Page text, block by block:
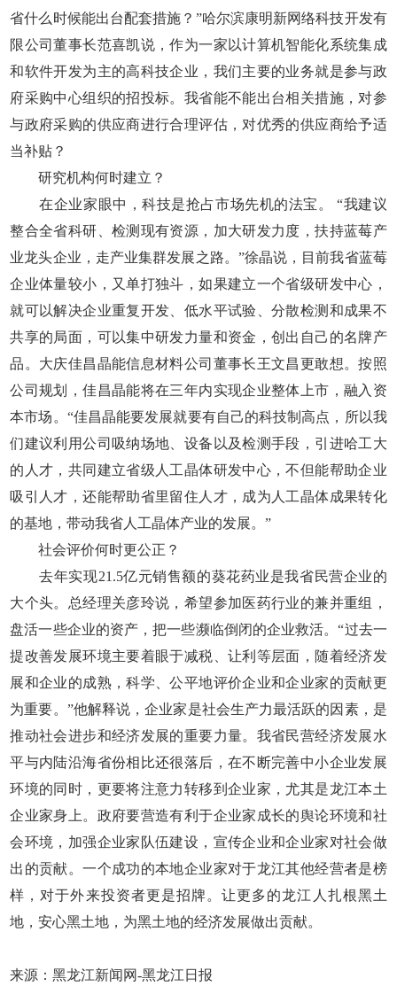
省什么时候能出台配套措施？”哈尔滨康明新网络科技开发有
限公司董事长范喜凯说，作为一家以计算机智能化系统集成
和软件开发为主的高科技企业，我们主要的业务就是参与政
府采购中心组织的招投标。我省能不能出台相关措施，对参
与政府采购的供应商进行合理评估，对优秀的供应商给予适
当补贴？
研究机构何时建立？
在企业家眼中，科技是抢占市场先机的法宝。 “我建议
整合全省科研、检测现有资源，加大研发力度，扶持蓝莓产
业龙头企业，走产业集群发展之路。”徐晶说，目前我省蓝莓
企业体量较小，又单打独斗，如果建立一个省级研发中心，
就可以解决企业重复开发、低水平试验、分散检测和成果不
共享的局面，可以集中研发力量和资金，创出自己的名牌产
品。大庆佳昌晶能信息材料公司董事长王文昌更敢想。按照
公司规划，佳昌晶能将在三年内实现企业整体上市，融入资
本市场。“佳昌晶能要发展就要有自己的科技制高点，所以我
们建议利用公司吸纳场地、设备以及检测手段，引进哈工大
的人才，共同建立省级人工晶体研发中心，不但能帮助企业
吸引人才，还能帮助省里留住人才，成为人工晶体成果转化
的基地，带动我省人工晶体产业的发展。”
社会评价何时更公正？
去年实现21.5亿元销售额的葵花药业是我省民营企业的
大个头。总经理关彦玲说，希望参加医药行业的兼并重组，
盘活一些企业的资产，把一些濒临倒闭的企业救活。“过去一
提改善发展环境主要着眼于减税、让利等层面，随着经济发
展和企业的成熟，科学、公平地评价企业和企业家的贡献更
为重要。”他解释说，企业家是社会生产力最活跃的因素，是
推动社会进步和经济发展的重要力量。我省民营经济发展水
平与内陆沿海省份相比还很落后，在不断完善中小企业发展
环境的同时，更要将注意力转移到企业家，尤其是龙江本土
企业家身上。政府要营造有利于企业家成长的舆论环境和社
会环境，加强企业家队伍建设，宣传企业和企业家对社会做
出的贡献。一个成功的本地企业家对于龙江其他经营者是榜
样，对于外来投资者更是招牌。让更多的龙江人扎根黑土
地，安心黑土地，为黑土地的经济发展做出贡献。
来源：黑龙江新闻网-黑龙江日报